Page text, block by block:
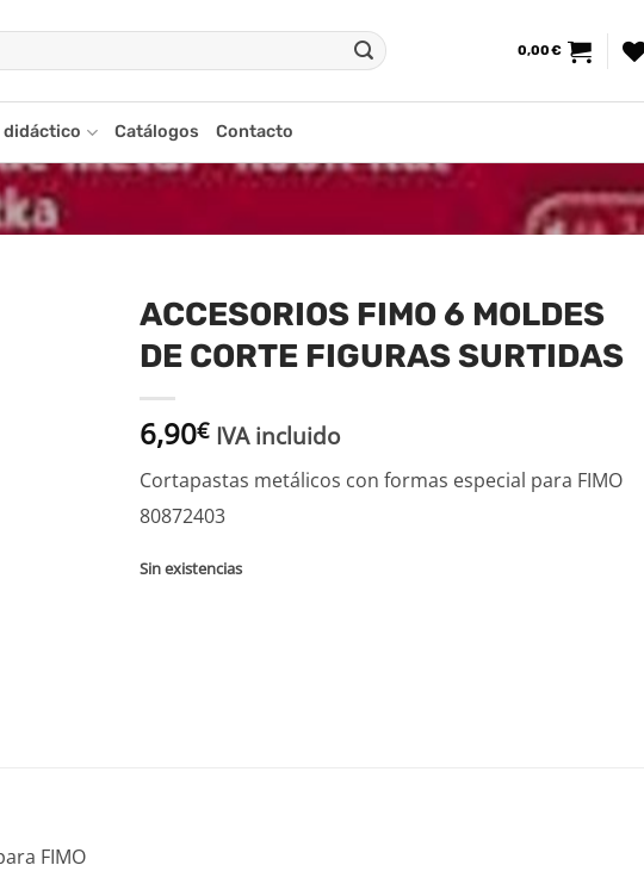
0,00€
didáctico Catálogos Contacto
ACCESORIOS FIMO 6 MOLDES
DE CORTE FIGURAS SURTIDAS
6,90€ IVA incluido
Cortapastas metálicos con formas especial para FIMO
80872403
Sin existencias
FIMO